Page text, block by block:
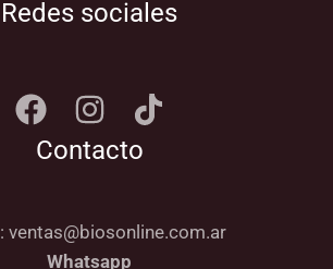
Redes sociales
Contacto
: ventas@biosonline.com.ar
Whatsapp